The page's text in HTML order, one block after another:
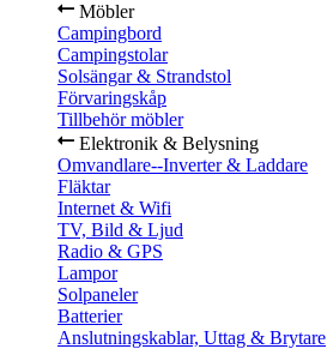
Möbler
Campingbord
Campingstolar
Solsängar & Strandstol
Förvaringskåp
Tillbehör möbler
Elektronik & Belysning
Omvandlare--Inverter & Laddare
Fläktar
Internet & Wifi
TV, Bild & Ljud
Radio & GPS
Lampor
Solpaneler
Batterier
Anslutningskablar, Uttag & Brytare